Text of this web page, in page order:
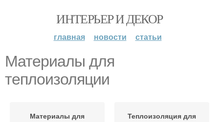
ИНТЕРЬЕР И ДЕКОР
главная новости статьи
Материалы для
теплоизоляции
Материалы для
Теплоизоляция для